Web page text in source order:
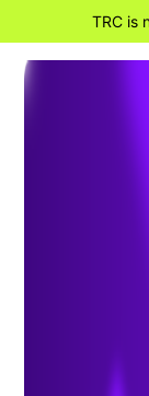
TRC is